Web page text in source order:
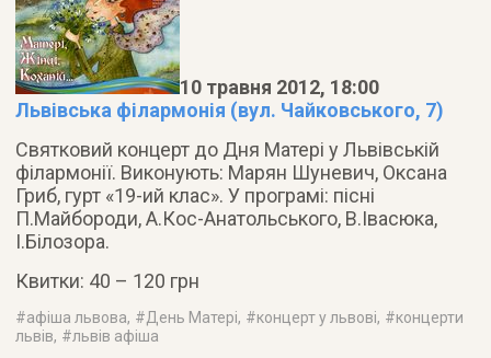
10 травня 2012, 18:00
Львівська філармонія (вул. Чайковського, 7)
Святковий концерт до Дня Матері у Львівській
філармонії. Виконують: Марян Шуневич, Оксана
Гриб, гурт «19-ий клас». У програмі: пісні
П.Майбороди, А.Кос-Анатольського, В.Івасюка,
І.Білозора.
Квитки: 40 – 120 грн
#афіша львова, #День Матері, #концерт у львові, #концерти
львів, #львів афіша